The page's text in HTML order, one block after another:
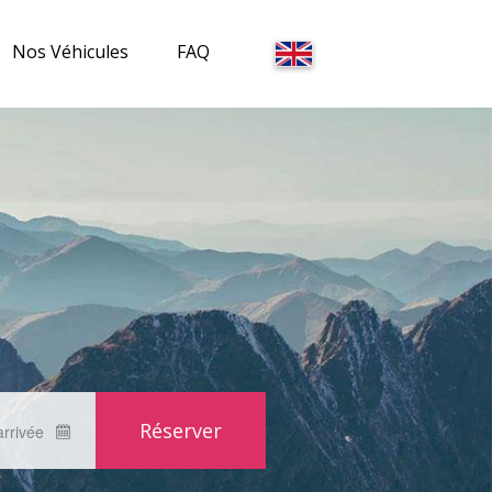
La Tania
Les Menuires
Nos Véhicules FAQ